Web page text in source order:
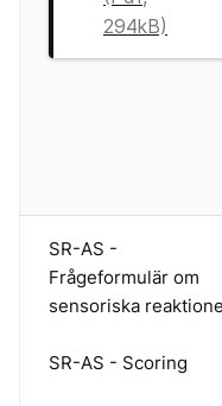
294kB)
SR-AS -
Frågeformulär om
sensoriska
SR-AS - Scoring